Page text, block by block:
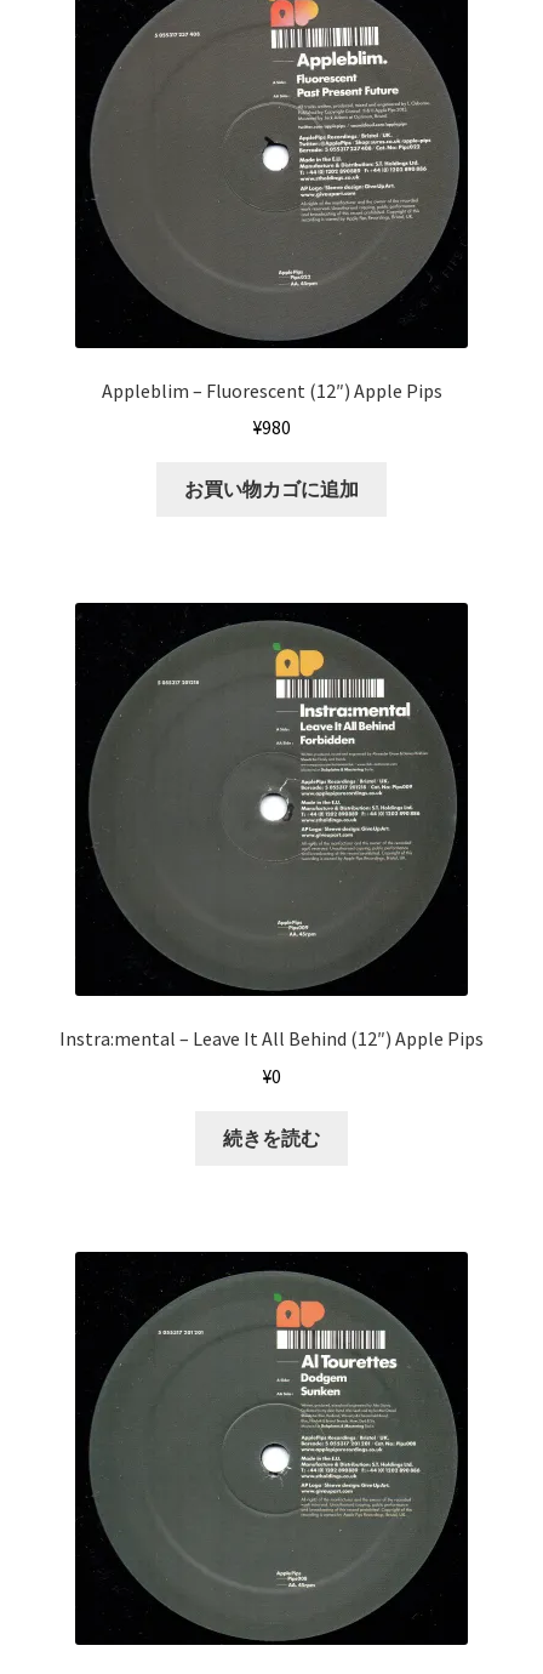
Appleblim ‎– Fluorescent (12″) Apple Pips
¥980
お買い物カゴに追加
Instra:mental ‎– Leave It All Behind (12″) Apple Pips
¥0
続きを読む